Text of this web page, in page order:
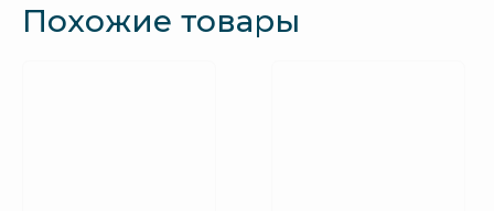
Похожие товары